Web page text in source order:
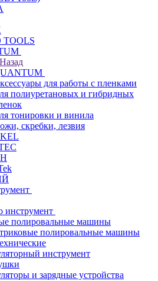
TOOLS
Назад
для работы с пленками
полиуретановых и гибридных
тонировки и винила
скребки, лезвия
инструмент
полировальные машины
полировальные машины
инструмент
и зарядные устройства